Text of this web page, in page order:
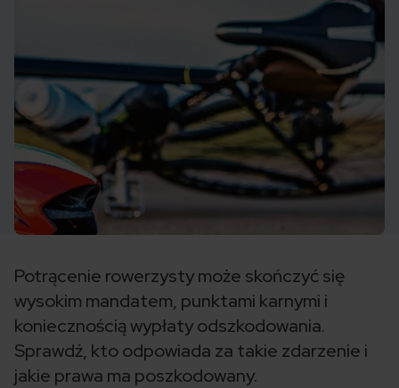
Potrącenie rowerzysty może skończyć się
wysokim mandatem, punktami karnymi i
koniecznością wypłaty odszkodowania.
Sprawdź, kto odpowiada za takie zdarzenie i
jakie prawa ma poszkodowany.